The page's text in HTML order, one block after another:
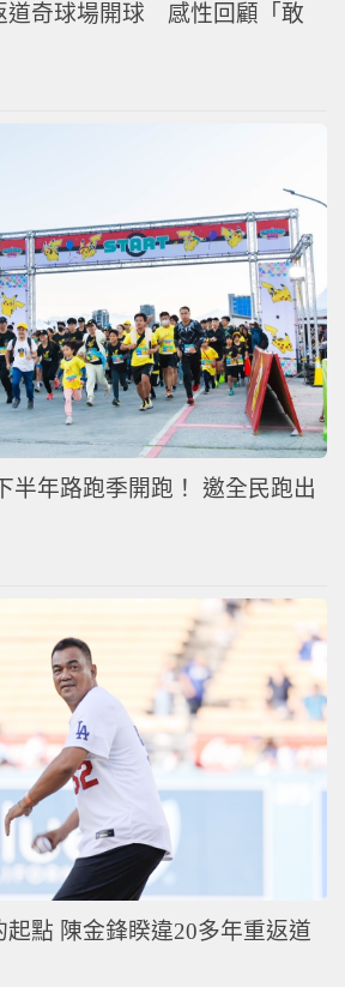
道奇球場開球 感性回顧「敢
半年路跑季開跑！ 邀全民跑出
點 陳金鋒睽違20多年重返道